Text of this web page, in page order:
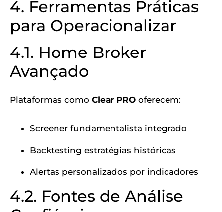
4. Ferramentas Práticas
para Operacionalizar
4.1. Home Broker
Avançado
Plataformas como Clear PRO oferecem:
Screener fundamentalista integrado
Backtesting estratégias históricas
Alertas personalizados por indicadores
4.2. Fontes de Análise